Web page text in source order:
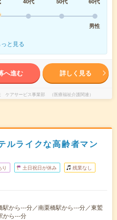
男性
っと見る
へ進む 詳しく見る
ケアサービス事業部 （医療福祉介護関連）
ルライクな高齢者マン
り 土日祝日が休み 残業なし
駅から---分／南栗橋駅から---分／東鷲
から---分